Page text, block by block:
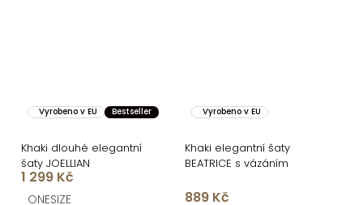
Vyrobeno v EU Bestseller
Khaki dlouhé elegantní
šaty JOELLIAN
1 299 Kč
ONESIZE
Vyrobeno v EU
Khaki elegantní šaty
BEATRICE s vázáním
889 Kč